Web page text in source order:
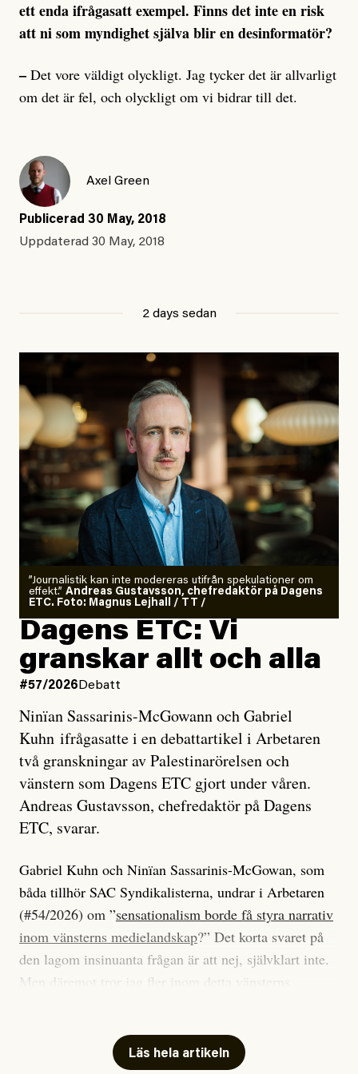
ett enda ifrågasatt exempel. Finns det inte en risk
att ni som myndighet själva blir en desinformatör?
– Det vore väldigt olyckligt. Jag tycker det är allvarligt
om det är fel, och olyckligt om vi bidrar till det.
Axel Green
Publicerad 30 May, 2018
Uppdaterad 30 May, 2018
2 days sedan
”Journalistik kan inte modereras utifrån spekulationer om
effekt.” Andreas Gustavsson, chefredaktör på Dagens
ETC. Foto: Magnus Lejhall / TT /
Dagens ETC: Vi
granskar allt och alla
#57/2026 Debatt
Ninïan Sassarinis-McGowann och Gabriel
Kuhn ifrågasatte i en debattartikel i Arbetaren
två granskningar av Palestinarörelsen och
vänstern som Dagens ETC gjort under våren.
Andreas Gustavsson, chefredaktör på Dagens
ETC, svarar.
Gabriel Kuhn och Ninïan Sassarinis-McGowan, som
båda tillhör SAC Syndikalisterna, undrar i Arbetaren
(#54/2026) om ”sensationalism borde få styra narrativ
inom vänsterns medielandskap?” Det korta svaret på
den lagom insinuanta frågan är att nej, självklart inte.
Men däremot tror jag fler inom detta vänsterns
journalistik som vänder sig till många snarare än att
Läs hela artikeln